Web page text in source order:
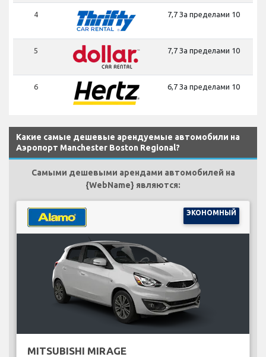
4 7,7 За пределами 10
5 7,7 За пределами 10
6 6,7 За пределами 10
Какие самые дешевые арендуемые автомобили на
Аэропорт Manchester Boston Regional?
Самыми дешевыми арендами автомобилей на
{WebName} являются:
ЭКОНОМНЫЙ
MITSUBISHI MIRAGE